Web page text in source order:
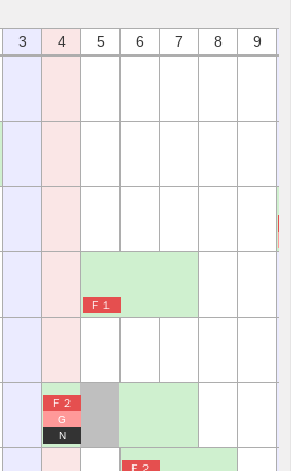
3 4 5 6 7 8 9
Ｆ１
Ｆ２
G
N
Ｆ２